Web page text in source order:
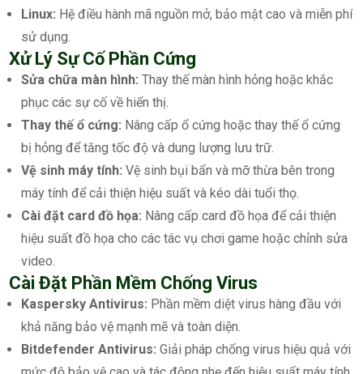
Linux: Hệ điều hành mã nguồn mở, bảo mật cao và miễn phí
sử dụng.
Xử Lý Sự Cố Phần Cứng
Sửa chữa màn hình: Thay thế màn hình hỏng hoặc khắc
phục các sự cố về hiển thị.
Thay thế ổ cứng: Nâng cấp ổ cứng hoặc thay thế ổ cứng
bị hỏng để tăng tốc độ và dung lượng lưu trữ.
Vệ sinh máy tính: Vệ sinh bụi bẩn và mỡ thừa bên trong
máy tính để cải thiện hiệu suất và kéo dài tuổi thọ.
Cài đặt card đồ họa: Nâng cấp card đồ họa để cải thiện
hiệu suất đồ họa cho các tác vụ chơi game hoặc chỉnh sửa
video.
Cài Đặt Phần Mềm Chống Virus
Kaspersky Antivirus: Phần mềm diệt virus hàng đầu với
khả năng bảo vệ mạnh mẽ và toàn diện.
Bitdefender Antivirus: Giải pháp chống virus hiệu quả với